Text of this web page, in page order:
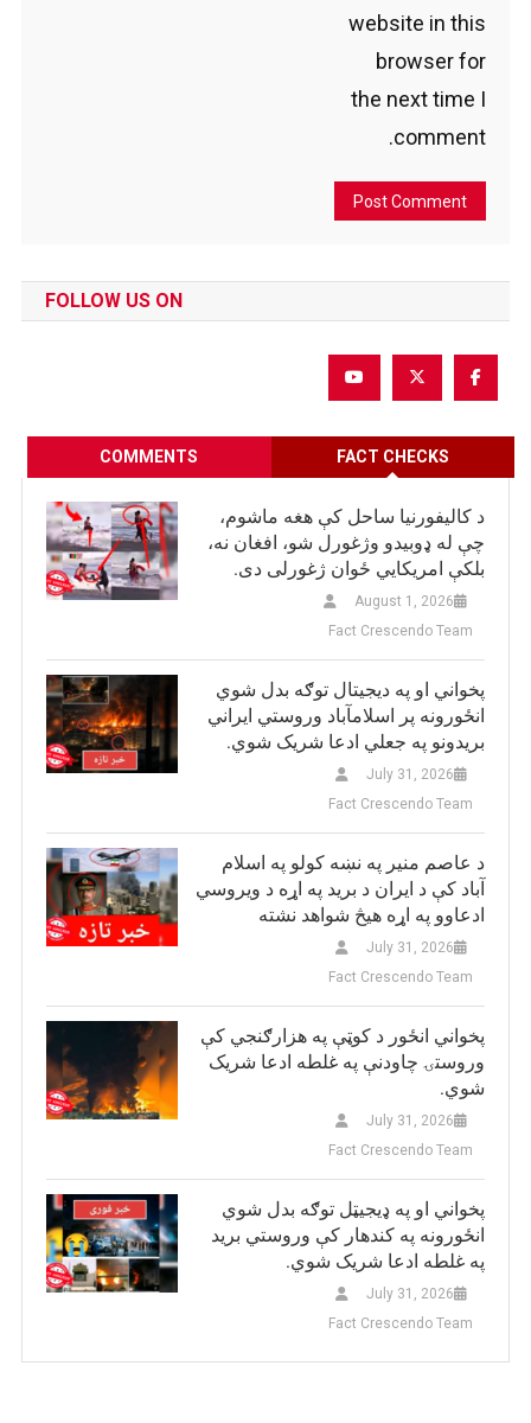
website in this
browser for
the next time I
comment.
FOLLOW US ON
FACT CHECKS
COMMENTS
د کالیفورنیا ساحل کې هغه ماشوم،
چې له ډوبیدو وژغورل شو، افغان نه،
بلکې امریکایي ځوان ژغورلی دی.
August 1, 2026
Fact Crescendo Team
پخواني او په دیجیتال توګه بدل شوي
انځورونه پر اسلامآباد وروستي ایراني
بريدونو په جعلي ادعا شریک شوي.
July 31, 2026
Fact Crescendo Team
د عاصم منیر په نښه کولو په اسلام
آباد کې د ایران د برید په اړه د ویروسي
ادعاوو په اړه هیڅ شواهد نشته
July 31, 2026
Fact Crescendo Team
پخواني انځور د کوټې په هزارګنجي کې
وروستۍ چاودنې په غلطه ادعا شریک
شوي.
July 31, 2026
Fact Crescendo Team
پخواني او په ډيجيټل توګه بدل شوي
انځورونه په کندهار کې وروستي برید
په غلطه ادعا شریک شوي.
July 31, 2026
Fact Crescendo Team